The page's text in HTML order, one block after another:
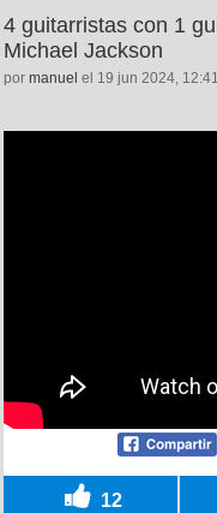
4 guitarristas con 1
Michael Jackson
por manuel el 19 jun 2024, 12:41
12